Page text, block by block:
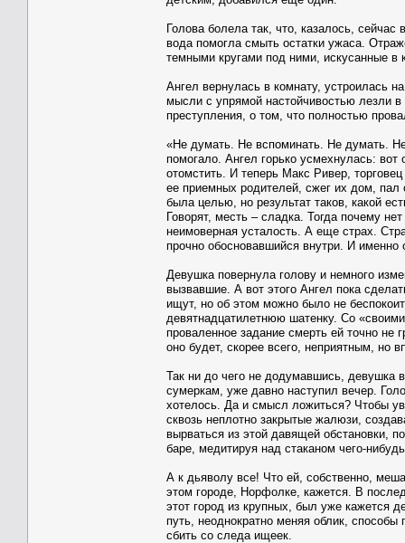
Голова болела так, что, казалось,
вода помогла смыть остатки ужаса.
темными кругами под ними, искусанные в
Ангел вернулась в комнату, устроилась
мысли с упрямой настойчивостью лезли
преступления, о том, что полностью
«Не думать. Не вспоминать. Не думать.
помогало. Ангел горько усмехнулась:
отомстить. И теперь Макс Ривер,
ее приемных родителей, сжег их дом, пал
была целью, но результат таков, какой
Говорят, месть – сладка. Тогда почему
неимоверная усталость. А еще страх.
прочно обосновавшийся внутри. И именно
Девушка повернула голову и немного
вызвавшие. А вот этого Ангел пока
ищут, но об этом можно было не
девятнадцатилетнюю шатенку. Со
проваленное задание смерть ей точно не
оно будет, скорее всего, неприятным, но
Так ни до чего не додумавшись, девушка
сумеркам, уже давно наступил вечер.
хотелось. Да и смысл ложиться? Чтобы
сквозь неплотно закрытые жалюзи,
вырваться из этой давящей обстановки,
баре, медитируя над стаканом чего-
А к дьяволу все! Что ей, собственно,
этом городе, Норфолке, кажется. В
этот город из крупных, был уже кажется
путь, неоднократно меняя облик,
сбить со следа ищеек.